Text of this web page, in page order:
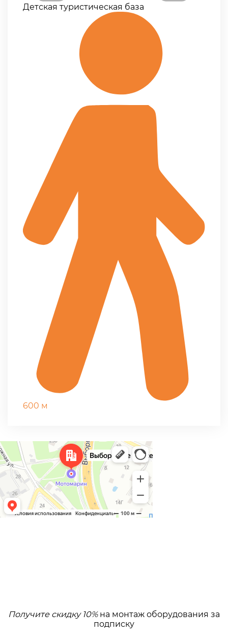
Детская туристическая база
600 м
Получите скидку 10%на монтаж оборудования за
подписку